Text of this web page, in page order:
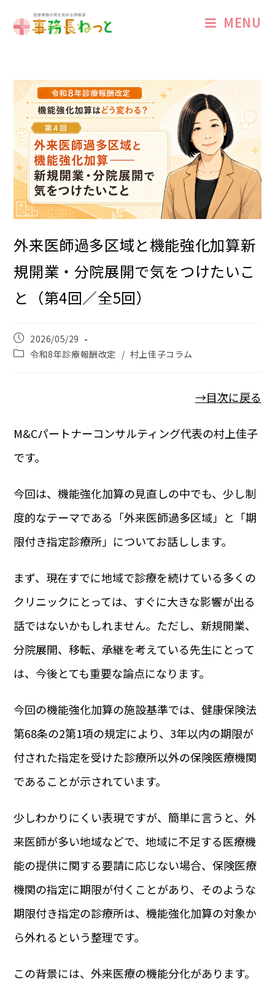
MENU
外来医師過多区域と機能強化加算――新
規開業・分院展開で気をつけたいこ
と（第4回／全5回）
2026/05/29
令和8年診療報酬改定 / 村上佳子コラム
→目次に戻る
M&Cパートナーコンサルティング代表の村上佳子
です。
今回は、機能強化加算の見直しの中でも、少し制
度的なテーマである「外来医師過多区域」と「期
限付き指定診療所」についてお話しします。
まず、現在すでに地域で診療を続けている多くの
クリニックにとっては、すぐに大きな影響が出る
話ではないかもしれません。ただし、新規開業、
分院展開、移転、承継を考えている先生にとって
は、今後とても重要な論点になります。
今回の機能強化加算の施設基準では、健康保険法
第68条の2第1項の規定により、3年以内の期限が
付された指定を受けた診療所以外の保険医療機関
であることが示されています。
少しわかりにくい表現ですが、簡単に言うと、外
来医師が多い地域などで、地域に不足する医療機
能の提供に関する要請に応じない場合、保険医療
機関の指定に期限が付くことがあり、そのような
期限付き指定の診療所は、機能強化加算の対象か
ら外れるという整理です。
この背景には、外来医療の機能分化があります。